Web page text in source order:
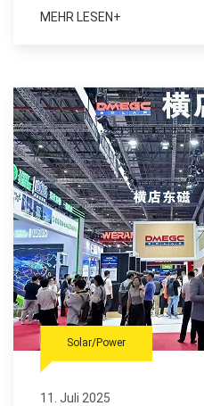
MEHR LESEN+
Solar/Power
11. Juli 2025